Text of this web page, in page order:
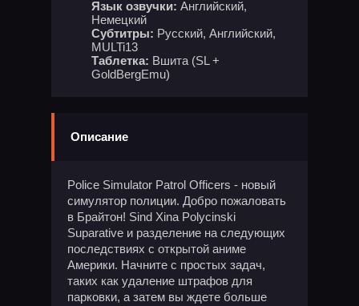
Язык озвучки: Английский,
Немецкий
Субтитры: Русский, Английский,
MULTi13
Таблетка: Вшита (SL +
GoldBergEmu)
Описание
Police Simulator Patrol Officers - новый
симулятор полиции. Добро пожаловать
в Брайтон! Sind Xina Polycinski
Suparative и разделение на следующих
последствиях с открытой аниме
Америки. Начните с простых задач,
таких как удаление штрафов для
парковки, а затем вы ждете больше